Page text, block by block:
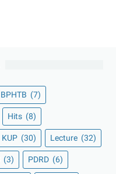
BPHTB (7)
Hits (8)
KUP (30) Lecture (32)
(3) PDRD (6)